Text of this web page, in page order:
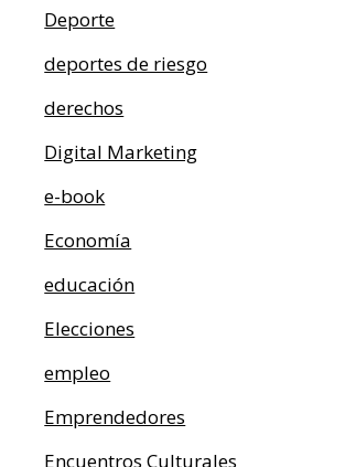
Deporte
deportes de riesgo
derechos
Digital Marketing
e-book
Economía
educación
Elecciones
empleo
Emprendedores
Encuentros Culturales